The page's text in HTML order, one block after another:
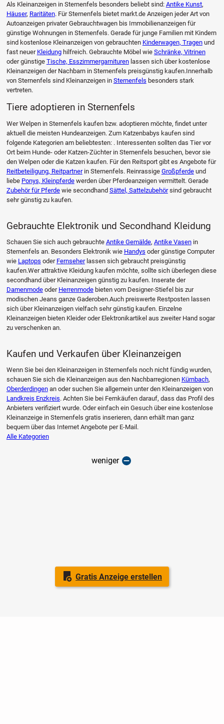
Gratis Anzeige erstellen
Als Kleinanzeigen in Sternenfels besonders beliebt sind: Antike Kunst,
Häuser, Raritäten. Für Sternenfels bietet markt.de Anzeigen jeder Art von
Autoanzeigen privater Gebrauchtwagen bis Immobilienanzeigen für
günstige Wohnungen in Sternenfels. Gerade für junge Familien mit Kindern
sind kostenlose Kleinanzeigen von gebrauchten Kinderwagen, Tragenund
fast neuer Kleidunghilfreich. Gebrauchte Möbel wie Schränke, Vitrinen
oder günstige Tische, Esszimmergarniturenlassen sich über kostenlose
Kleinanzeigen der Nachbarn in Sternenfels preisgünstig kaufen.Innerhalb
von Sternenfels sind Kleinanzeigen in Sternenfels besonders stark
vertreten.
Tiere adoptieren in Sternenfels
Wer Welpen in Sternenfels kaufen bzw. adoptieren möchte, findet unter
aktuell die meisten Hundeanzeigen. Zum Katzenbabys kaufen sind
folgende Kategorien am beliebtesten: . Interessenten sollten das Tier vor
Ort beim Hunde- oder Katzen-Züchter in Sternenfels besuchen, bevor sie
den Welpen oder die Katzen kaufen. Für den Reitsport gibt es Angebote für
Reitbeteiligung, Reitpartnerin Sternenfels. Reinrassige Großpferdeund
liebe Ponys, Kleinpferdewerden über Pferdeanzeigen vermittelt. Gerade
Zubehör für Pferdewie secondhand Sättel, Sattelzubehörsind gebraucht
sehr günstig zu kaufen.
Gebrauchte Elektronik und Secondhand Kleidung
Schauen Sie sich auch gebrauchte Antike Gemälde, Antike Vasenin
Sternenfels an. Besonders Elektronik wie Handys oder günstige Computer
wie Laptops oder Fernseherlassen sich gebraucht preisgünstig
kaufen.Wer attraktive Kleidung kaufen möchte, sollte sich überlegen diese
secondhand über Kleinanzeigen günstig zu kaufen. Inserate der
Damenmodeoder Herrenmodebieten vom Designer-Stiefel bis zur
modischen Jeans ganze Gaderoben.Auch preiswerte Restposten lassen
sich über Kleinanzeigen vielfach sehr günstig kaufen. Einzelne
Kleinanzeigen bieten Kleider oder Elektronikartikel aus zweiter Hand sogar
zu verschenken an.
Kaufen und Verkaufen über Kleinanzeigen
Wenn Sie bei den Kleinanzeigen in Sternenfels noch nicht fündig wurden,
schauen Sie sich die Kleinanzeigen aus den Nachbarregionen Kürnbach,
Oberderdingenan oder suchen Sie allgemein unter den Kleinanzeigen von
Landkreis Enzkreis. Achten Sie bei Fernkäufen darauf, dass das Profil des
Anbieters verifiziert wurde. Oder einfach ein Gesuch über eine kostenlose
Kleinanzeige in Sternenfels gratis inserieren, dann erhält man ganz
bequem über das Internet Angebote per E-Mail.
Alle Kategorien
weniger